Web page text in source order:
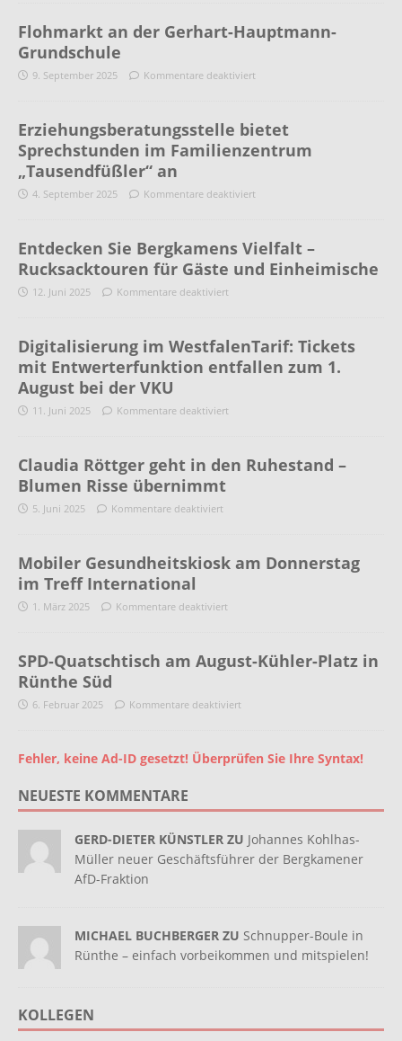
Flohmarkt an der Gerhart-Hauptmann-
Grundschule
9. September 2025 Kommentare deaktiviert
Erziehungsberatungsstelle bietet
Sprechstunden im Familienzentrum
„Tausendfüßler“ an
4. September 2025 Kommentare deaktiviert
Entdecken Sie Bergkamens Vielfalt –
Rucksacktouren für Gäste und Einheimische
12. Juni 2025 Kommentare deaktiviert
Digitalisierung im WestfalenTarif: Tickets
mit Entwerterfunktion entfallen zum 1.
August bei der VKU
11. Juni 2025 Kommentare deaktiviert
Claudia Röttger geht in den Ruhestand –
Blumen Risse übernimmt
5. Juni 2025 Kommentare deaktiviert
Mobiler Gesundheitskiosk am Donnerstag
im Treff International
1. März 2025 Kommentare deaktiviert
SPD-Quatschtisch am August-Kühler-Platz in
Rünthe Süd
6. Februar 2025 Kommentare deaktiviert
Fehler, keine Ad-ID gesetzt! Überprüfen Sie Ihre Syntax!
NEUESTE KOMMENTARE
GERD-DIETER KÜNSTLER ZU Johannes Kohlhas-
Müller neuer Geschäftsführer der Bergkamener
AfD-Fraktion
MICHAEL BUCHBERGER ZU Schnupper-Boule in
Rünthe – einfach vorbeikommen und mitspielen!
KOLLEGEN